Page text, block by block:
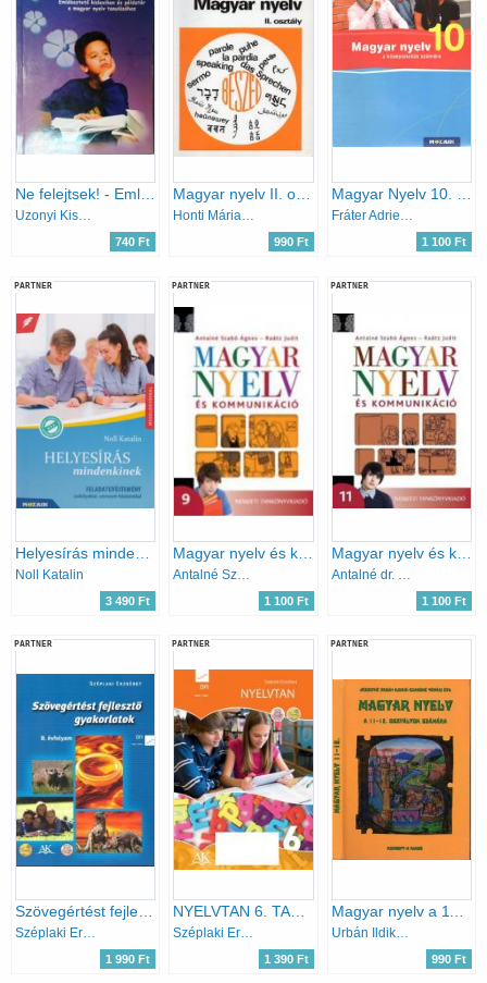
Uzonyi Kiss Judit - Széplaki Erzsébet
740 Ft
Honti Mária - Jobbágyné András Katalin
990 Ft
Fráter Adrienne
1 100 Ft
PARTNER
Noll Katalin
3 490 Ft
PARTNER
1 100 Ft
PARTNER
Magyar nyelv és kommunikáció 11.
1 100 Ft
PARTNER
Szövegértést fejlesztő gyakorlatok 8. o.
Széplaki Erzsébet
1 990 Ft
PARTNER
NYELVTAN 6. TANKÖNYV (AP-060309)
Széplaki Erzsébet
1 390 Ft
PARTNER
Magyar nyelv a 11-12. osztályok számára
Urbán Ildikó; Tóvári Éva
990 Ft